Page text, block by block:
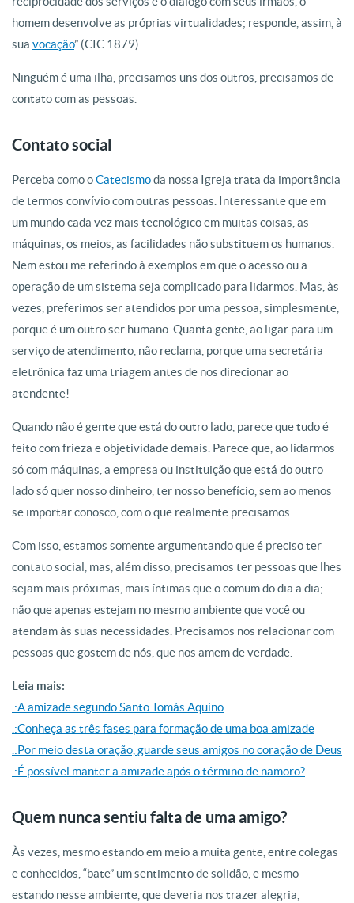
homem desenvolve as próprias virtualidades; responde, assim, à
sua vocação” (CIC 1879)
Ninguém é uma ilha, precisamos uns dos outros, precisamos de
contato com as pessoas.
Contato social
Perceba como oCatecismoda nossa Igreja trata da importância
de termos convívio com outras pessoas. Interessante que em
um mundo cada vez mais tecnológico em muitas coisas, as
máquinas, os meios, as facilidades não substituem os humanos.
Nem estou me referindo à exemplos em que o acesso ou a
operação de um sistema seja complicado para lidarmos. Mas, às
vezes, preferimos ser atendidos por uma pessoa, simplesmente,
porque é um outro ser humano. Quanta gente, ao ligar para um
serviço de atendimento, não reclama, porque uma secretária
eletrônica faz uma triagem antes de nos direcionar ao
atendente!
Quando não é gente que está do outro lado, parece que tudo é
feito com frieza e objetividade demais. Parece que, ao lidarmos
só com máquinas, a empresa ou instituição que está do outro
lado só quer nosso dinheiro, ter nosso benefício, sem ao menos
se importar conosco, com o que realmente precisamos.
Com isso, estamos somente argumentando que é preciso ter
contato social, mas, além disso, precisamos ter pessoas que lhes
sejam mais próximas, mais íntimas que o comum do dia a dia;
não que apenas estejam no mesmo ambiente que você ou
atendam às suas necessidades. Precisamos nos relacionar com
pessoas que gostem de nós, que nos amem de verdade.
Leia mais:
.:A amizade segundo Santo Tomás Aquino
.:Conheça as três fases para formação de uma boa amizade
.:Por meio desta oração, guarde seus amigos no coração de Deus
.:É possível manter a amizade após o término de namoro?
Quem nunca sentiu falta de uma amigo?
Às vezes, mesmo estando em meio a muita gente, entre colegas
e conhecidos, “bate” um sentimento de solidão, e mesmo
estando nesse ambiente, que deveria nos trazer alegria,